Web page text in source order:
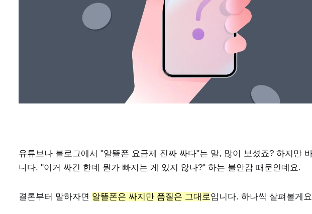
유튜브나 블로그에서 "알뜰폰 요금제 진짜 싸다"는 말, 많이 보셨죠? 하지만
니다. "이거 싸긴 한데 뭔가 빠지는 게 있지 않나?" 하는 불안감 때문인데요.
결론부터 말하자면 알뜰폰은 싸지만 품질은 그대로입니다. 하나씩 살펴볼게